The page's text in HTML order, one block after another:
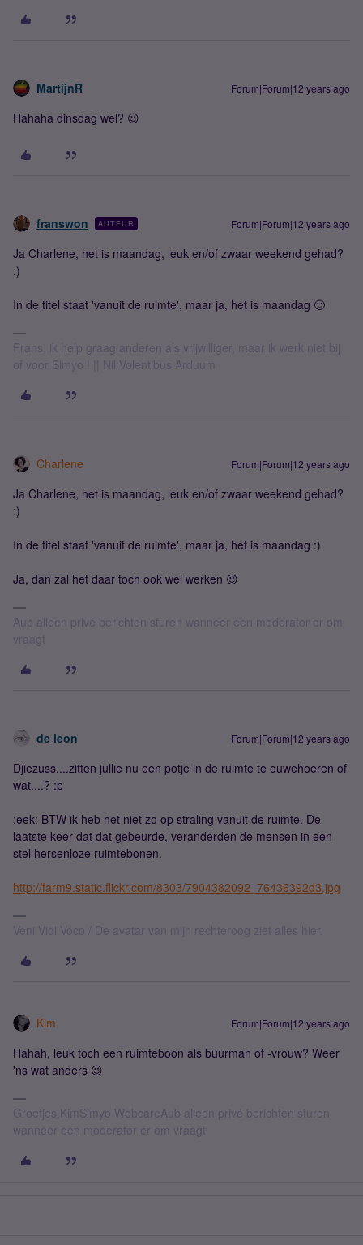
MartijnR Forum|Forum|12 years ago
Hahaha dinsdag wel? 😉
franswon AUTEUR Forum|Forum|12 years ago
Ja Charlene, het is maandag, leuk en/of zwaar weekend gehad?
:)
In de titel staat 'vanuit de ruimte', maar ja, het is maandag 🙂
Frans, ik help graag anderen als vrijwilliger, maar ik werk niet bij
of voor Simyo ! || Nil Volentibus Arduum
Charlene Forum|Forum|12 years ago
Ja Charlene, het is maandag, leuk en/of zwaar weekend gehad?
:)
In de titel staat 'vanuit de ruimte', maar ja, het is maandag :)
Ja, dan zal het daar toch ook wel werken 😉
Aub alleen privé berichten sturen wanneer een moderator er om
vraagt
de leon Forum|Forum|12 years ago
Djiezuss....zitten jullie nu een potje in de ruimte te ouwehoeren of
wat....? :p
:eek: BTW ik heb het niet zo op straling vanuit de ruimte. De
laatste keer dat dat gebeurde, veranderden de mensen in een
stel hersenloze ruimtebonen.
http://farm9.static.flickr.com/8303/7904382092_76436392d3.jpg
Veni Vidi Voco / De avatar van mijn rechteroog ziet alles hier.
Kim Forum|Forum|12 years ago
Hahah, leuk toch een ruimteboon als buurman of -vrouw? Weer
'ns wat anders 😉
Groetjes,KimSimyo WebcareAub alleen privé berichten sturen
wanneer een moderator er om vraagt